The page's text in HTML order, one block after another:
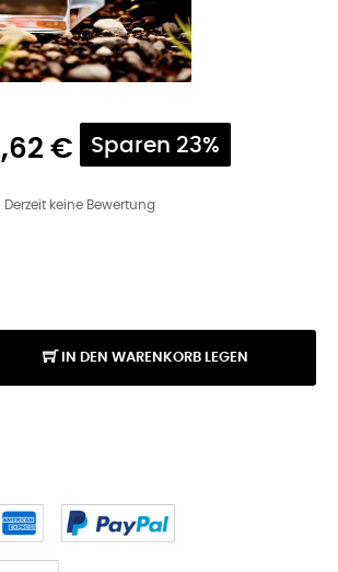
€ Sparen 23%
Derzeit keine Bewertung
IN DEN WARENKORB LEGEN